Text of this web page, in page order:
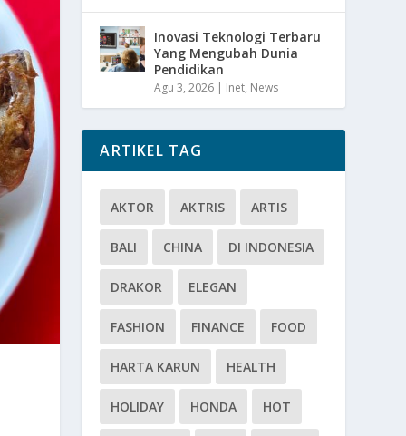
Inovasi Teknologi Terbaru
Yang Mengubah Dunia
Pendidikan
Agu 3, 2026 | Inet, News
ARTIKEL TAG
AKTOR AKTRIS ARTIS
BALI CHINA DI INDONESIA
DRAKOR ELEGAN
FASHION FINANCE FOOD
HARTA KARUN HEALTH
HOLIDAY HONDA HOT